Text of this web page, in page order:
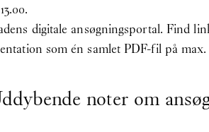
digitale ansøgningsportal. Find
som én samlet PDF-fil på
noter om